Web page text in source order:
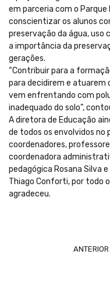
em parceria com o
conscientizar os alunos
preservação da água, uso
a importância da
gerações.
“Contribuir para a
para decidirem e atuarem
vem enfrentando com
inadequado do solo”,
A diretora de Educação
de todos os envolvidos no
coordenadores,
coordenadora
pedagógica Rosana Silva
Thiago Conforti, por todo
agradeceu.
ANTERIOR